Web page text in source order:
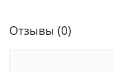
Отзывы (0)